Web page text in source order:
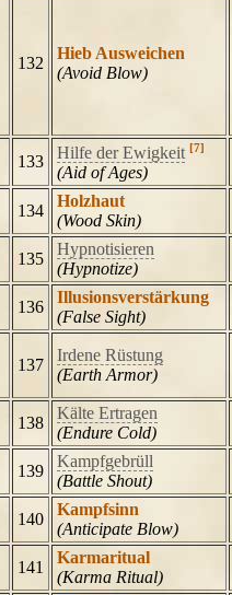
132
Hieb Ausweichen
(Avoid Blow)
133 Hilfe der Ewigkeit [7]
(Aid of Ages)
134
Holzhaut
(Wood Skin)
135
Hypnotisieren
(Hypnotize)
136
Illusionsverstärkung
(False Sight)
137
Irdene Rüstung
(Earth Armor)
138
Kälte Ertragen
(Endure Cold)
139
Kampfgebrüll
(Battle Shout)
140
Kampfsinn
(Anticipate Blow)
141
Karmaritual
(Karma Ritual)